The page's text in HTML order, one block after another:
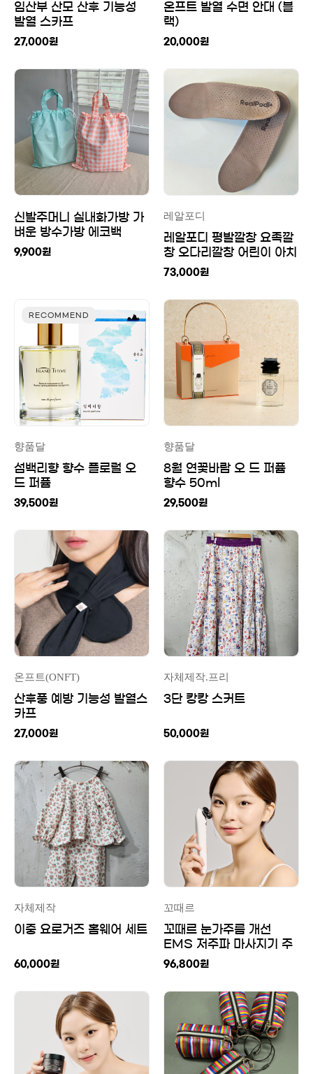
임산부 산모 산후 기능성
발열 스카프
27,000원
온프트 발열 수면 안대 (블
랙)
20,000원
신발주머니 실내화가방 가
벼운 방수가방 에코백
9,900원
레알포디
레알포디 평발깔창 요족깔
창 오다리깔창 어린이 아치
족저근막염 요족 군대 훈련
73,000원
RECOMMEND
향품달
섬백리향 향수 플로럴 오
드 퍼퓸
39,500원
향품달
8월 연꽃바람 오 드 퍼퓸
향수 50ml
29,500원
온프트(ONFT)
산후풍 예방 기능성 발열스
카프
27,000원
자체제작.프리
3단 캉캉 스커트
50,000원
자체제작
이중 요로거즈 홈웨어 세트
60,000원
꼬때르
꼬때르 눈가주름 개선
EMS 저주파 마사지기 주
름완화 속근육 활성화
96,800원